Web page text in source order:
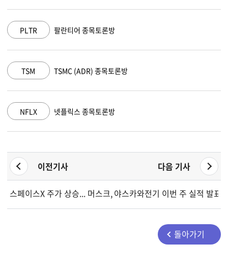
PLTR 팔란티어 종목토론방
TSM TSMC (ADR) 종목토론방
NFLX 넷플릭스 종목토론방
이전기사 다음 기사
스페이스X 주가 상승... 머스크, 그록 4.5 공개 출시 발표
야스카와전기 이번 주 실적 발표
돌아가기